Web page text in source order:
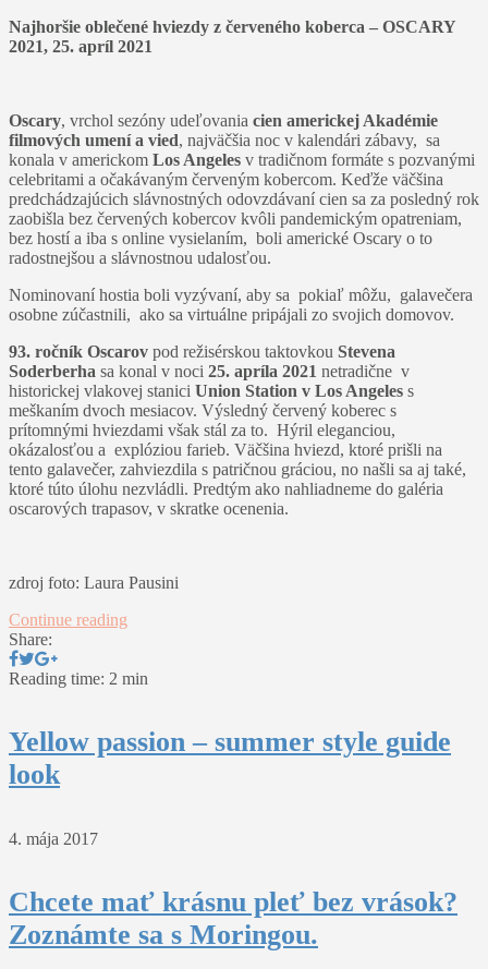
Najhoršie oblečené hviezdy z červeného koberca – OSCARY
2021, 25. apríl 2021
Oscary, vrchol sezóny udeľovania cien americkej Akadémie
filmových umení a vied, najväčšia noc v kalendári zábavy, sa
konala v americkom Los Angeles v tradičnom formáte s pozvanými
celebritami a očakávaným červeným kobercom. Keďže väčšina
predchádzajúcich slávnostných odovzdávaní cien sa za posledný rok
zaobišla bez červených kobercov kvôli pandemickým opatreniam,
bez hostí a iba s online vysielaním, boli americké Oscary o to
radostnejšou a slávnostnou udalosťou.
Nominovaní hostia boli vyzývaní, aby sa pokiaľ môžu, galavečera
osobne zúčastnili, ako sa virtuálne pripájali zo svojich domovov.
93. ročník Oscarov pod režisérskou taktovkou Stevena
Soderberha sa konal v noci 25. apríla 2021 netradične v
historickej vlakovej stanici Union Station v Los Angeles s
meškaním dvoch mesiacov. Výsledný červený koberec s
prítomnými hviezdami však stál za to. Hýril eleganciou,
okázalosťou a explóziou farieb. Väčšina hviezd, ktoré prišli na
tento galavečer, zahviezdila s patričnou gráciou, no našli sa aj také,
ktoré túto úlohu nezvládli. Predtým ako nahliadneme do galéria
oscarových trapasov, v skratke ocenenia.
zdroj foto: Laura Pausini
Continue reading
Share:
Reading time: 2 min
Yellow passion – summer style guide
look
4. mája 2017
Chcete mať krásnu pleť bez vrások?
Zoznámte sa s Moringou.